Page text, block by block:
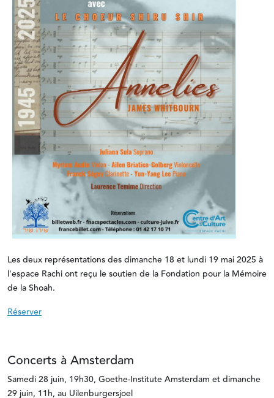
Les deux représentations des dimanche 18 et lundi 19 mai 2025 à
l'espace Rachi ont reçu le soutien de la Fondation pour la Mémoire
de la Shoah.
Réserver
Concerts à Amsterdam
Samedi 28 juin, 19h30, Goethe-Institute Amsterdam et dimanche
29 juin, 11h, au Uilenburgersjoel